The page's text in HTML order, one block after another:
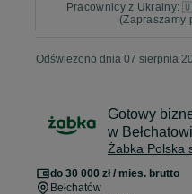
Pracownicy z Ukrainy:
(Zapraszamy
Odświeżono dnia 07 sierpnia
Gotowy
w
Żabka Polska
do 30 000 zł / mies. brutto
Bełchatów